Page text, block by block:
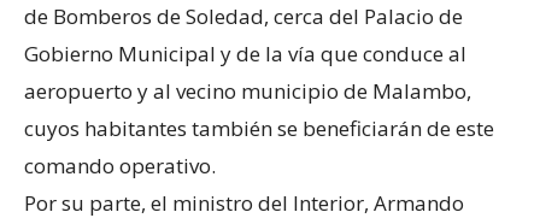
de Bomberos de Soledad, cerca del Palacio de
Gobierno Municipal y de la vía que conduce al
aeropuerto y al vecino municipio de Malambo,
cuyos habitantes también se beneficiarán de este
comando operativo.
Por su parte, el ministro del Interior, Armando